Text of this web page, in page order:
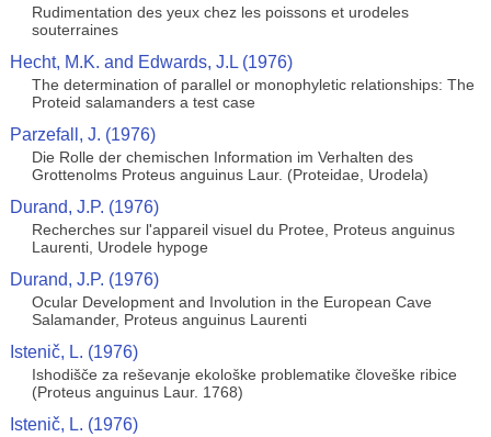
Rudimentation des yeux chez les poissons et urodeles
souterraines
Hecht, M.K. and Edwards, J.L (1976)
The determination of parallel or monophyletic relationships: The
Proteid salamanders a test case
Parzefall, J. (1976)
Die Rolle der chemischen Information im Verhalten des
Grottenolms Proteus anguinus Laur. (Proteidae, Urodela)
Durand, J.P. (1976)
Recherches sur l'appareil visuel du Protee, Proteus anguinus
Laurenti, Urodele hypoge
Durand, J.P. (1976)
Ocular Development and Involution in the European Cave
Salamander, Proteus anguinus Laurenti
Istenič, L. (1976)
Ishodišče za reševanje ekološke problematike človeške ribice
(Proteus anguinus Laur. 1768)
Istenič, L. (1976)